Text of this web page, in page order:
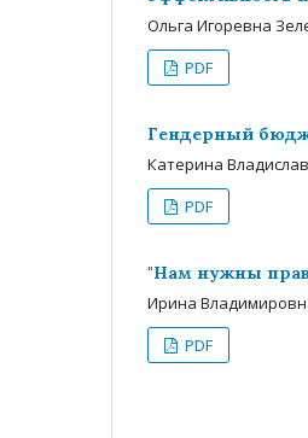
Ольга Игоревна
PDF
Гендерный
Катерина
PDF
"Нам нужны
Ирина
PDF